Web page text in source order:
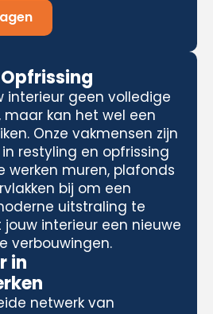
interieur geen volledige
kan het wel een
Onze vakmensen zijn
restyling en opfrissing
werken muren, plafonds
bij om een
uitstraling te
jouw interieur een nieuwe
verbouwingen.
in
netwerk van